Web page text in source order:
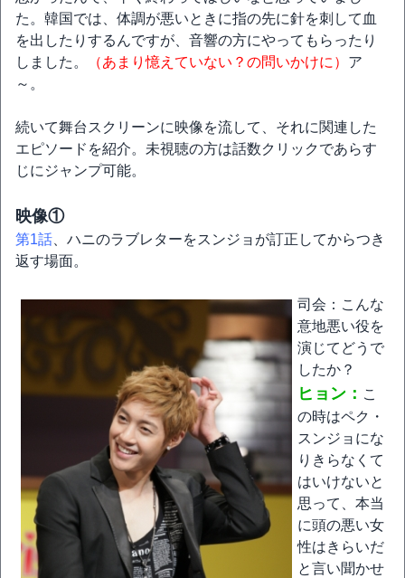
た。韓国では、体調が悪いときに指の先に針を刺して血
を出したりするんですが、音響の方にやってもらったり
しました。
（あまり憶えていない？の問いかけに） ア
～。
続いて舞台スクリーンに映像を流して、それに関連した
エピソードを紹介。未視聴の方は話数クリックであらす
じにジャンプ可能。
映像①
第1話 、ハニのラブレターをスンジョが訂正してからつき
返す場面。
司会：こんな
意地悪い役を
演じてどうで
したか？
ヒョン： こ
の時はペク・
スンジョにな
りきらなくて
はいけないと
思って、本当
に頭の悪い女
性はきらいだ
と言い聞かせ